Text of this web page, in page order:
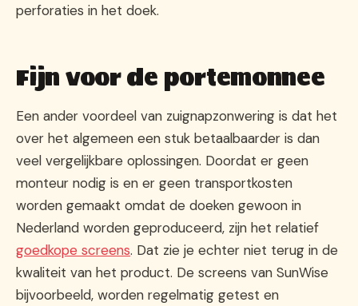
perforaties in het doek.
Fijn voor de portemonnee
Een ander voordeel van zuignapzonwering is dat het
over het algemeen een stuk betaalbaarder is dan
veel vergelijkbare oplossingen. Doordat er geen
monteur nodig is en er geen transportkosten
worden gemaakt omdat de doeken gewoon in
Nederland worden geproduceerd, zijn het relatief
goedkope screens. Dat zie je echter niet terug in de
kwaliteit van het product. De screens van SunWise
bijvoorbeeld, worden regelmatig getest en